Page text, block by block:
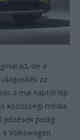
de a
az
a mai naptól lép
közösségi média
jelzések pedig
Volkswagen